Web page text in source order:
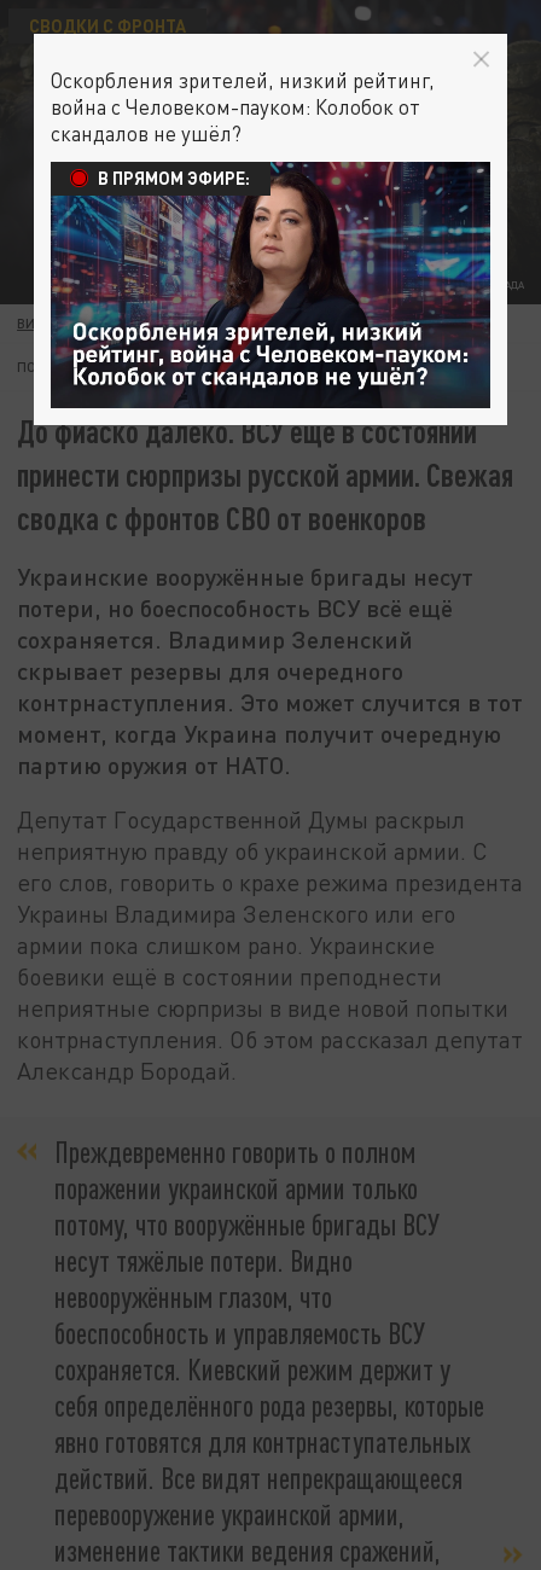
ФОТО: КОЛЛАЖ ЦАРЬГРАДА
СВОДКИ С ФРОНТА
ВИКТОР ЗАГВОЗДИН 22 ИЮЛЯ 06:00
ПОДПИШИТЕСЬ:
До фиаско далеко. ВСУ ещё в состоянии
принести сюрпризы русской армии. Свежая
сводка с фронтов СВО от военкоров
Украинские вооружённые бригады несут
потери, но боеспособность ВСУ всё ещё
сохраняется. Владимир Зеленский
скрывает резервы для очередного
контрнаступления. Это может случится в тот
момент, когда Украина получит очередную
партию оружия от НАТО.
Депутат Государственной Думы раскрыл
неприятную правду об украинской армии. С
его слов, говорить о крахе режима президента
Украины Владимира Зеленского или его
армии пока слишком рано. Украинские
боевики ещё в состоянии преподнести
неприятные сюрпризы в виде новой попытки
контрнаступления. Об этом рассказал депутат
Александр Бородай.
Преждевременно говорить о полном
поражении украинской армии только
потому, что вооружённые бригады ВСУ
несут тяжёлые потери. Видно
невооружённым глазом, что
боеспособность и управляемость ВСУ
сохраняется. Киевский режим держит у
себя определённого рода резервы, которые
явно готовятся для контрнаступательных
действий. Все видят непрекращающееся
перевооружение украинской армии,
изменение тактики ведения сражений,
Оскорбления зрителей, низкий рейтинг,
война с Человеком-пауком: Колобок от
скандалов не ушёл?
В ПРЯМОМ ЭФИРЕ: